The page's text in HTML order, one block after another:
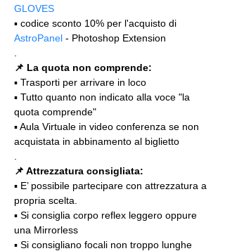
GLOVES
▪️ codice sconto 10% per l'acquisto di
AstroPanel - Photoshop Extension
📌 La quota non comprende:
▪️ Trasporti per arrivare in loco
▪️ Tutto quanto non indicato alla voce "la
quota comprende"
▪️ Aula Virtuale in video conferenza se non
acquistata in abbinamento al biglietto
📌 Attrezzatura consigliata:
▪️ E’ possibile partecipare con attrezzatura a
propria scelta.
▪️ Si consiglia corpo reflex leggero oppure
una Mirrorless
▪️ Si consigliano focali non troppo lunghe